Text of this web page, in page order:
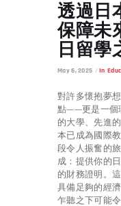
透過日
保障未
日留學
May 6, 2025 In
對許多懷抱夢
點——更是一個
的大學、先進
本已成為國際
段令人振奮的
成：提供你的
的財務證明。
具備足夠的經
乍聽之下可能